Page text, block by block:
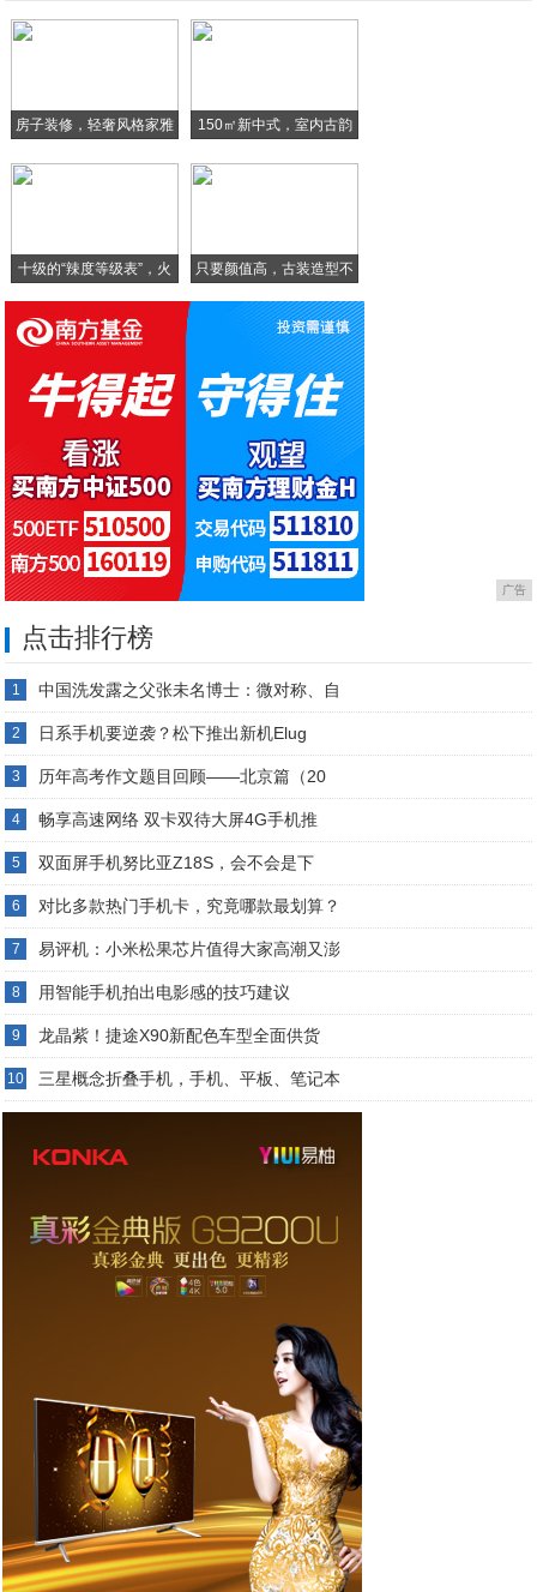
如何用手机学习？那些能让你碎片化学习的好
房子装修，轻奢风格家雅
150㎡新中式，室内古韵
十级的“辣度等级表”，火
只要颜值高，古装造型不
广告
点击排行榜
1 中国洗发露之父张未名博士：微对称、自
2 日系手机要逆袭？松下推出新机Elug
3 历年高考作文题目回顾——北京篇（20
4 畅享高速网络 双卡双待大屏4G手机推
5 双面屏手机努比亚Z18S，会不会是下
6 对比多款热门手机卡，究竟哪款最划算？
7 易评机：小米松果芯片值得大家高潮又澎
8 用智能手机拍出电影感的技巧建议
9 龙晶紫！捷途X90新配色车型全面供货
10 三星概念折叠手机，手机、平板、笔记本